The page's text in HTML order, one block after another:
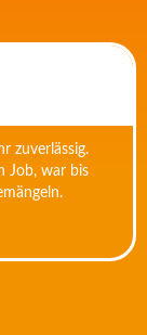
zuverlässig.
Job, war bis